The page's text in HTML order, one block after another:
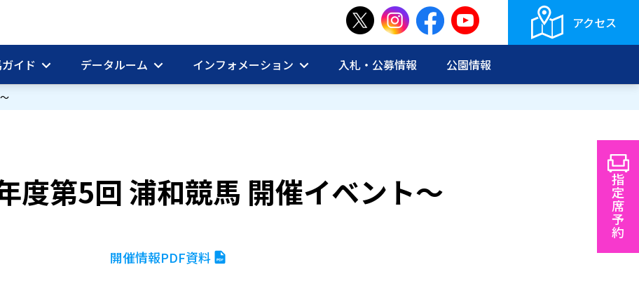
アクセス
イド データルーム インフォメーション 入札・公募情報 公園情報
度第5回 浦和競馬 開催イベント～
開催情報PDF資料
指
定
席
予
約